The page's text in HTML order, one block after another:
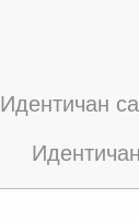
Идентичан са